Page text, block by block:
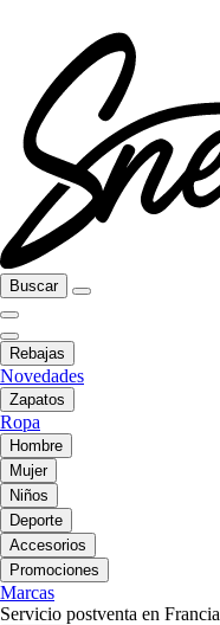
Buscar
Rebajas
Novedades
Zapatos
Ropa
Hombre
Mujer
Niños
Deporte
Accesorios
Promociones
Marcas
Servicio postventa en Francia